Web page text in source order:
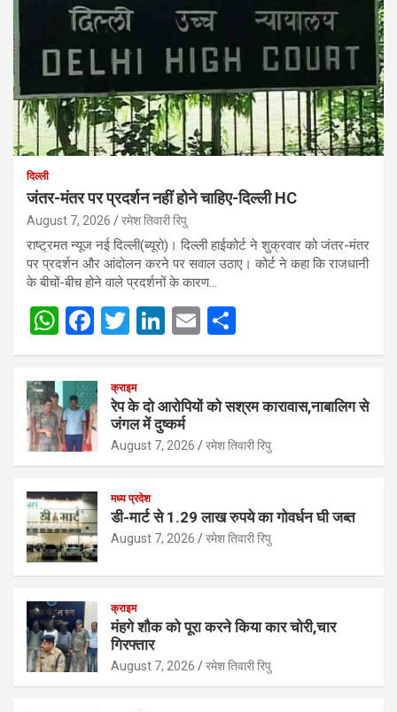
दिल्ली
जंतर-मंतर पर प्रदर्शन नहीं होने चाहिए-दिल्ली HC
August 7, 2026 रमेश तिवारी रिपु
राष्ट्रमत न्यूज नई दिल्ली(ब्यूरो)। दिल्ली हाईकोर्ट ने शुक्रवार को जंतर-मंतर
पर प्रदर्शन और आंदोलन करने पर सवाल उठाए। कोर्ट ने कहा कि राजधानी
के बीचों-बीच होने वाले प्रदर्शनों के कारण…
W
h
at
s
A
p
p
F
a
ce
b
o
o
k
T
wi
tt
er
Li
n
dI
n
E
m h
e
क्राइम
रेप के दो आरोपियों को सश्रम कारावास,नाबालिग से
जंगल में दुष्कर्म
August 7, 2026 रमेश तिवारी रिपु
मध्य प्रदेश
डी-मार्ट से 1.29 लाख रुपये का गोवर्धन घी जब्त
August 7, 2026 रमेश तिवारी रिपु
क्राइम
मंहगे शौक को पूरा करने किया कार चोरी,चार
गिरफ्तार
August 7, 2026 रमेश तिवारी रिपु